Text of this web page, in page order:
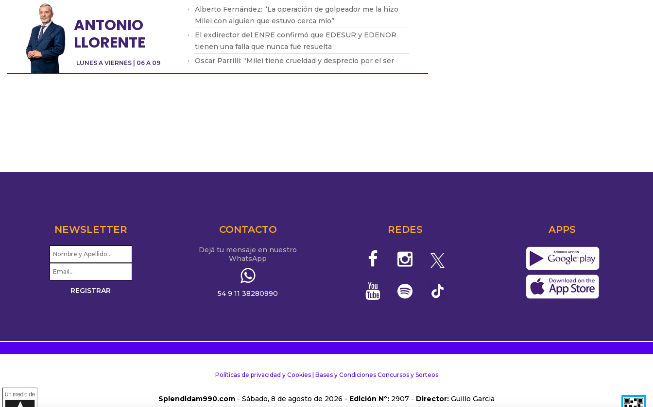
LUNES A VIERNES | 06 A 09
ANTONIO
LLORENTE
Alberto Fernández: “La operación de golpeador me la hizo
Milei con alguien que estuvo cerca mío”
El exdirector del ENRE confirmó que EDESUR y EDENOR
tienen una falla que nunca fue resuelta
Oscar Parrilli: “Milei tiene crueldad y desprecio por el ser
humano”
NEWSLETTER CONTACTO
Dejá tu mensaje en nuestro
WhatsApp
54 9 11 38280990
REDES APPS
Políticas de privacidad y Cookies| Bases y Condiciones Concursos y Sorteos
Splendidam990.com - Sábado, 8 de agosto de 2026 - Edición Nº: 2907 - Director: Guillo Garcia